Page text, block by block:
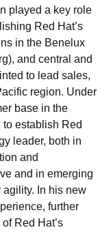
played a key role
Red Hat’s
in the Benelux
and central and
to lead sales,
region. Under
base in the
establish Red
leader, both in
and
and in emerging
agility. In his new
further
Red Hat’s